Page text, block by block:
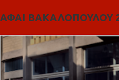
ΑΦΑΙ ΒΑΚΑΛΟΠΟΥΛΟΥ